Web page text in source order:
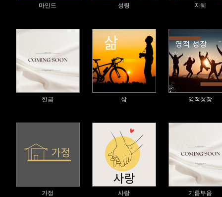
마인드 성령 지혜
헌금 삶 영적성장
가정 사랑 기름부음